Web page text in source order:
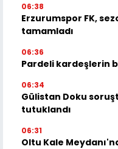
06:38
Erzurumspor FK,
tamamladı
06:36
Pardeli kardeşlerin
06:34
Gülistan Doku
tutuklandı
06:31
Oltu Kale